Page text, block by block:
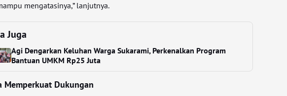
mengatasinya,” lanjutnya.
Juga
Agi Dengarkan Keluhan Warga Sukarami, Perkenalkan Program
Bantuan UMKM Rp25 Juta
Memperkuat Dukungan